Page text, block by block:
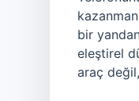
bir
eleştirel
araç